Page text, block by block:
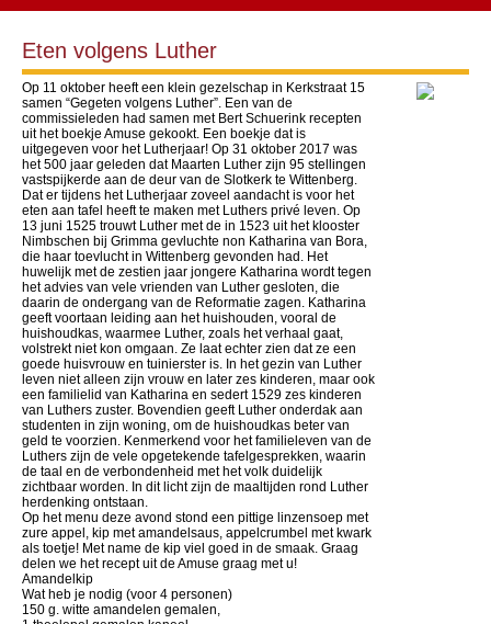
Eten volgens Luther
Op 11 oktober heeft een klein gezelschap in Kerkstraat 15
samen “Gegeten volgens Luther”. Een van de
commissieleden had samen met Bert Schuerink recepten
uit het boekje Amuse gekookt. Een boekje dat is
uitgegeven voor het Lutherjaar! Op 31 oktober 2017 was
het 500 jaar geleden dat Maarten Luther zijn 95 stellingen
vastspijkerde aan de deur van de Slotkerk te Wittenberg.
Dat er tijdens het Lutherjaar zoveel aandacht is voor het
eten aan tafel heeft te maken met Luthers privé leven. Op
13 juni 1525 trouwt Luther met de in 1523 uit het klooster
Nimbschen bij Grimma gevluchte non Katharina van Bora,
die haar toevlucht in Wittenberg gevonden had. Het
huwelijk met de zestien jaar jongere Katharina wordt tegen
het advies van vele vrienden van Luther gesloten, die
daarin de ondergang van de Reformatie zagen. Katharina
geeft voortaan leiding aan het huishouden, vooral de
huishoudkas, waarmee Luther, zoals het verhaal gaat,
volstrekt niet kon omgaan. Ze laat echter zien dat ze een
goede huisvrouw en tuinierster is. In het gezin van Luther
leven niet alleen zijn vrouw en later zes kinderen, maar ook
een familielid van Katharina en sedert 1529 zes kinderen
van Luthers zuster. Bovendien geeft Luther onderdak aan
studenten in zijn woning, om de huishoudkas beter van
geld te voorzien. Kenmerkend voor het familieleven van de
Luthers zijn de vele opgetekende tafelgesprekken, waarin
de taal en de verbondenheid met het volk duidelijk
zichtbaar worden. In dit licht zijn de maaltijden rond Luther
herdenking ontstaan.
Op het menu deze avond stond een pittige linzensoep met
zure appel, kip met amandelsaus, appelcrumbel met kwark
als toetje! Met name de kip viel goed in de smaak. Graag
delen we het recept uit de Amuse graag met u!
Amandelkip
Wat heb je nodig (voor 4 personen)
150 g. witte amandelen gemalen,